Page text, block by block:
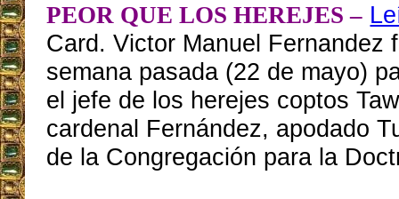
PEOR QUE LOS HEREJES –
Card. Victor Manuel Fernandez
semana pasada (22 de mayo)
el jefe de los herejes coptos
cardenal Fernández, apodado
de la Congregación para la